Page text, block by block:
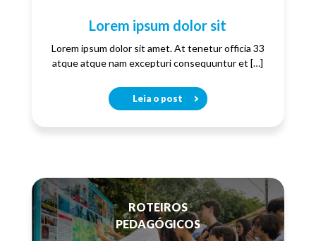
Lorem ipsum dolor sit
Lorem ipsum dolor sit amet. At tenetur officia 33
atque atque nam excepturi consequuntur et […]
Leia o post
ROTEIROS
PEDAGÓGICOS